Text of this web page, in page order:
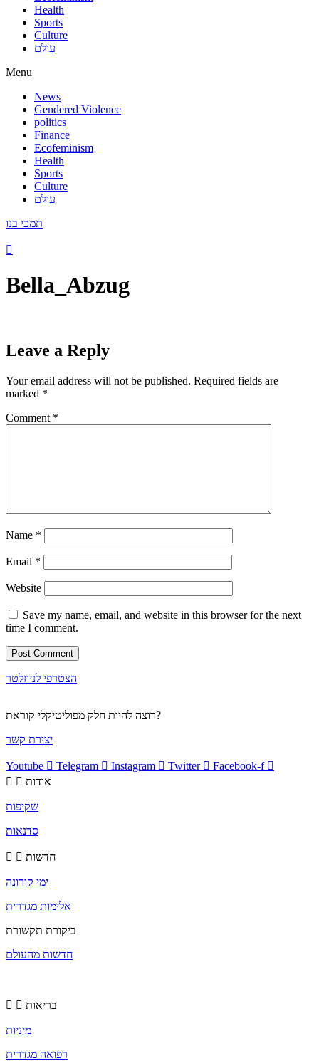
Health
Sports
Culture
עולם
Menu
News
Gendered Violence
politics
Finance
Ecofeminism
Health
Sports
Culture
עולם
תמכי בנו
Bella_Abzug
Leave a Reply
Your email address will not be published. Required fields are
marked *
Comment *
Name *
Email *
Website
Save my name, email, and website in this browser for the next
time I comment.
הצטרפי לניוזלטר
רוצה להיות חלק מפוליטיקלי קוראת?
יצירת קשר
Youtube Telegram Instagram Twitter
Facebook-f
אודות
שקיפות
סדנאות
חדשות
ימי קורונה
אלימות מגדרית
ביקורת תקשורת
חדשות מהעולם
בריאות
מיניות
רפואה מגדרית